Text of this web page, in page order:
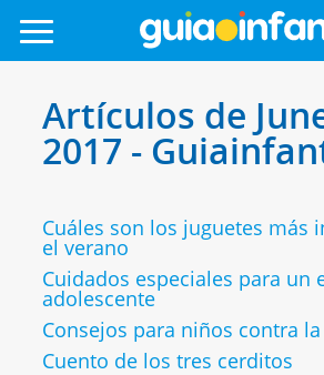
Artículos de
2017 -
Cuáles son los juguetes más
el verano
Cuidados especiales para un
adolescente
Consejos para niños contra
Cuento de los tres cerditos